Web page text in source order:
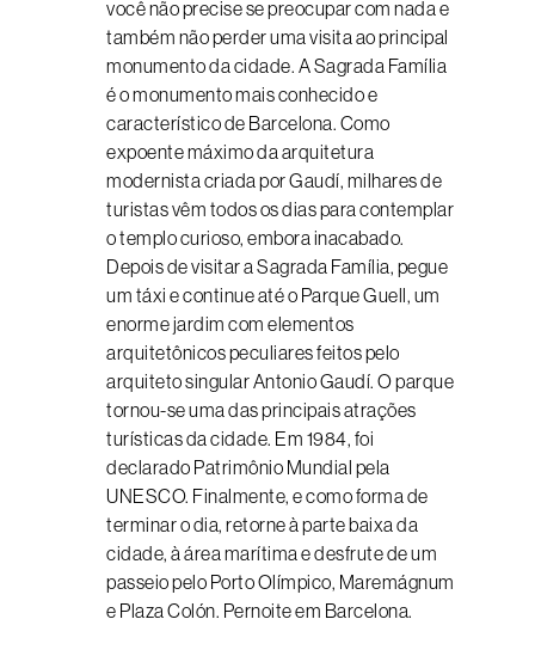
você não precise se preocupar com nada e
também não perder uma visita ao principal
monumento da cidade. A Sagrada Família
é o monumento mais conhecido e
característico de Barcelona. Como
expoente máximo da arquitetura
modernista criada por Gaudí, milhares de
turistas vêm todos os dias para contemplar
o templo curioso, embora inacabado.
Depois de visitar a Sagrada Família, pegue
um táxi e continue até o Parque Guell, um
enorme jardim com elementos
arquitetônicos peculiares feitos pelo
arquiteto singular Antonio Gaudí. O parque
tornou-se uma das principais atrações
turísticas da cidade. Em 1984, foi
declarado Patrimônio Mundial pela
UNESCO. Finalmente, e como forma de
terminar o dia, retorne à parte baixa da
cidade, à área marítima e desfrute de um
passeio pelo Porto Olímpico, Maremágnum
e Plaza Colón. Pernoite em Barcelona.